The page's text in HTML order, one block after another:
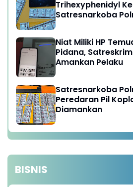
Trihexyphenidyl
Satresnarkoba
Niat Miliki HP
Pidana,
Amankan Pelaku
Satresnarkoba
Peredaran Pil
Diamankan
BISNIS